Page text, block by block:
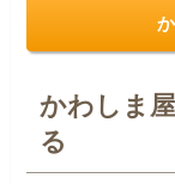
かわしま
る